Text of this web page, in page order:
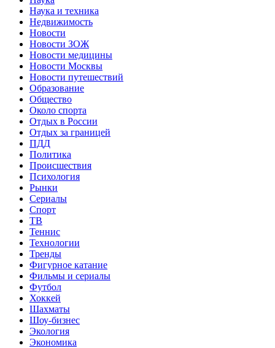
Наука и техника
Недвижимость
Новости
Новости ЗОЖ
Новости медицины
Новости Москвы
Новости путешествий
Образование
Общество
Около спорта
Отдых в России
Отдых за границей
ПДД
Политика
Происшествия
Психология
Рынки
Сериалы
Спорт
ТВ
Теннис
Технологии
Тренды
Фигурное катание
Фильмы и сериалы
Футбол
Хоккей
Шахматы
Шоу-бизнес
Экология
Экономика